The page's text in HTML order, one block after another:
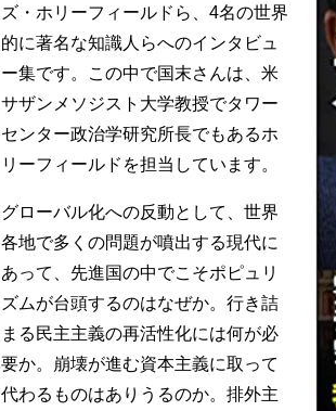
ズ・ホリーフィールドら、4名の世界
的に著名な知識人らへのインタビュ
ー集です。この中で国末さんは、米
サザンメソジスト大学教授でタワー
センター政治学研究所長でもあるホ
リーフィールドを担当しています。
グローバル化への反動として、世界
各地で多くの問題が噴出する現代に
あって、先進国の中でこそポピュリ
ズムが台頭するのはなぜか。行き詰
まる民主主義の再活性化には何が必
要か。崩壊が進む資本主義に取って
代わるものはありうるのか。排外主